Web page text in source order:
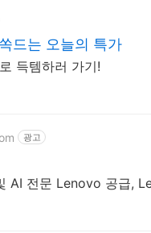
드는 오늘의 특가
득템하러 가기!
광고
AI 전문 Lenovo 공급,